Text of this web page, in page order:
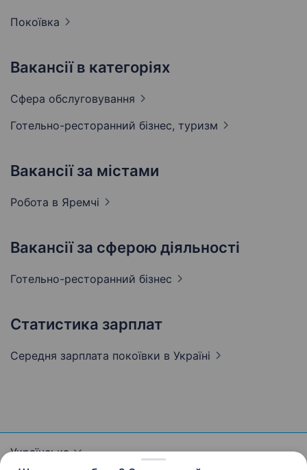
Покоївка
Вакансії в категоріях
Сфера обслуговування
Готельно-ресторанний бізнес, туризм
Вакансії за містами
Робота в Яремчі
Вакансії за сферою діяльності
Готельно-ресторанний бізнес
Статистика зарплат
Середня зарплата покоївки в Україні
Українська